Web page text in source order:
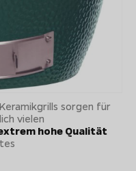
sorgen für
vielen
hohe Qualität